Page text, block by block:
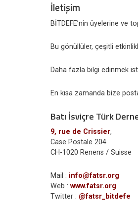
İletişim
BİTDEFE’nin üyelerine ve
Bu gönüllüler, çeşitli
Daha fazla bilgi edinmek
En kısa zamanda bize
Batı İsviçre Türk
9, rue de Crissier,
Case Postale 204
CH-1020 Renens / Suisse
Mail : info@fatsr.org
Web : www.fatsr.org
Twitter : @fatsr_bitdefe